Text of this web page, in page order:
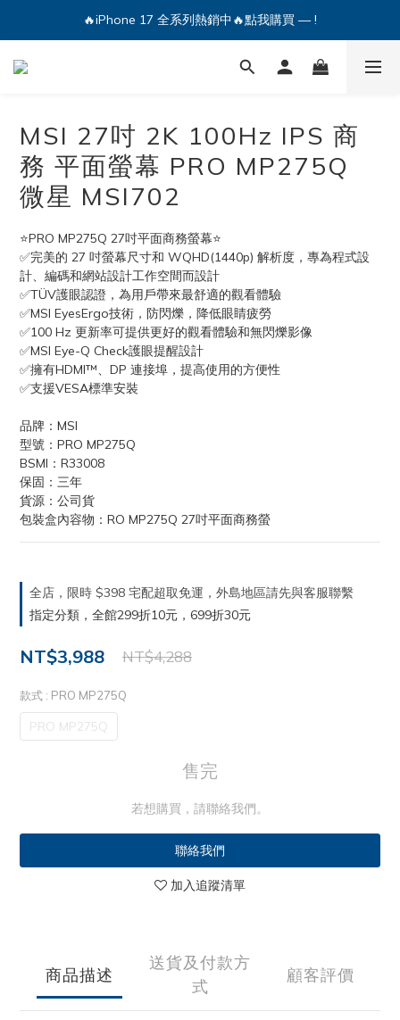
🔥iPhone 17 全系列熱銷中🔥點我購買 — !
MSI 27吋 2K 100Hz IPS 商
務 平面螢幕 PRO MP275Q
微星 MSI702
⭐PRO MP275Q 27吋平面商務螢幕⭐
✅完美的 27 吋螢幕尺寸和 WQHD(1440p) 解析度，專為程式設
計、編碼和網站設計工作空間而設計
✅TÜV護眼認證，為用戶帶來最舒適的觀看體驗
✅MSI EyesErgo技術，防閃爍，降低眼睛疲勞
✅100 Hz 更新率可提供更好的觀看體驗和無閃爍影像
✅MSI Eye-Q Check護眼提醒設計
✅擁有HDMI™、DP 連接埠，提高使用的方便性
✅支援VESA標準安裝
品牌：MSI
型號：PRO MP275Q
BSMI：R33008
保固：三年
貨源：公司貨
包裝盒內容物：RO MP275Q 27吋平面商務螢
全店，限時 $398 宅配超取免運，外島地區請先與客服聯繫
指定分類，全館299折10元，699折30元
NT$3,988 NT$4,288
款式 : PRO MP275Q
PRO MP275Q
售完
若想購買，請聯絡我們。
聯絡我們
加入追蹤清單
商品描述
送貨及付款方
式
顧客評價